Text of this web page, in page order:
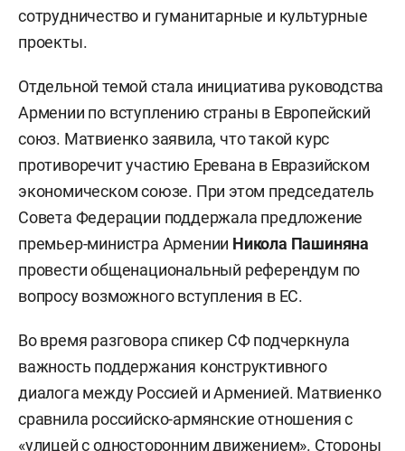
сотрудничество и гуманитарные и культурные
проекты.
Отдельной темой стала инициатива руководства
Армении по вступлению страны в Европейский
союз. Матвиенко заявила, что такой курс
противоречит участию Еревана в Евразийском
экономическом союзе. При этом председатель
Совета Федерации поддержала предложение
премьер-министра Армении Никола Пашиняна
провести общенациональный референдум по
вопросу возможного вступления в ЕС.
Во время разговора спикер СФ подчеркнула
важность поддержания конструктивного
диалога между Россией и Арменией. Матвиенко
сравнила российско-армянские отношения с
«улицей с односторонним движением». Стороны